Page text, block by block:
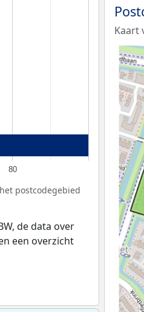
80
postcodegebied
de data over
een overzicht
Kaart